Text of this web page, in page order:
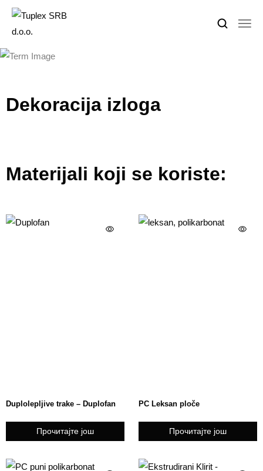
Dekoracija izloga
Materijali koji se koriste:
Duplolepljive trake – Duplofan
Прочитајте још
PC Leksan ploče
Прочитајте још